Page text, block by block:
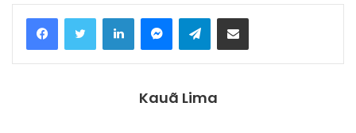
LinkedinMessengerTelegramCompartilhar via e-mail
Kauã Lima